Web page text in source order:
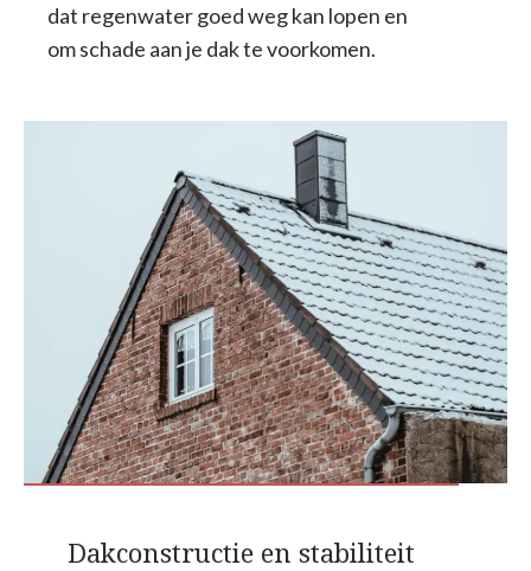
dat regenwater goed weg kan lopen en
om schade aan je dak te voorkomen.
Dakconstructie en stabiliteit